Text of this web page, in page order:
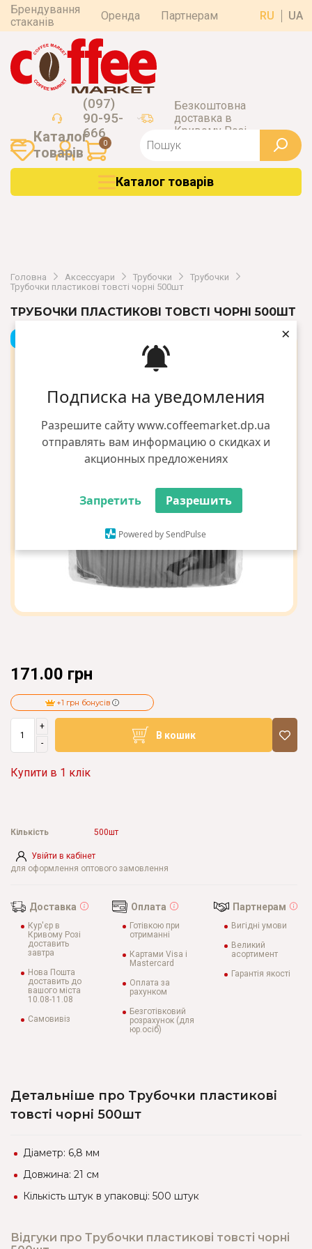
Подписка на уведомления
Разрешите сайту www.coffeemarket.dp.ua
отправлять вам информацию о скидках и
акционных предложениях
Запретить Разрешить
Powered by SendPulse
×
Брендування
стаканів
Оренда Партнерам RU UA
(097)
90-95-
666
Безкоштовна
доставка в
Кривому Розі
0
Каталог
товарiв
Каталог товарiв
Головна Аксессуари Трубочки
Трубочки
Трубочки пластикові товсті чорні 500шт
ТРУБОЧКИ ПЛАСТИКОВІ ТОВСТІ ЧОРНІ 500ШТ
171.00 грн
+1 грн бонусів
+
-
В кошик
Купити в 1 клік
Увійти в кабінет
для оформлення оптового замовлення
Кількість 500шт
Доставка
Кур'єр в
Кривому Розі
доставить
завтра
Нова Пошта
доставить до
вашого міста
10.08-11.08
Самовивіз
Оплата
Готівкою при
отриманні
Картами Visa і
Mastercard
Оплата за
рахунком
Безготівковий
розрахунок (для
юр.осіб)
Партнерам
Вигідні умови
Великий
асортимент
Гарантія якості
Детальніше про Трубочки пластикові
товсті чорні 500шт
Діаметр: 6,8 мм
Довжина: 21 см
Кількість штук в упаковці: 500 штук
Відгуки про Трубочки пластикові товсті чорні